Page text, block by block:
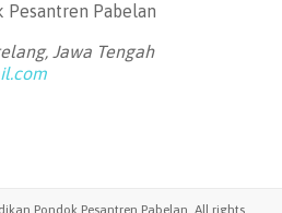
Pesantren Pabelan
Jawa Tengah